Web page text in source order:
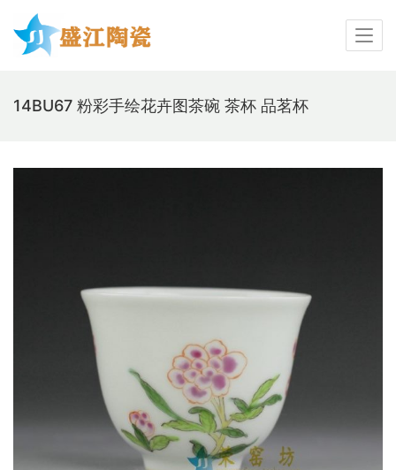
14BU67 粉彩手绘花卉图茶碗 茶杯 品茗杯